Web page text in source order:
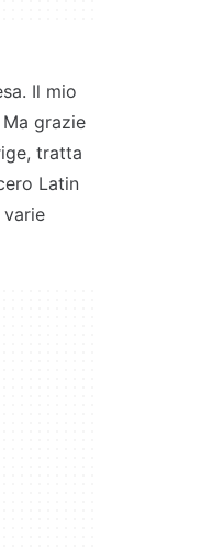
Il mio
grazie
tratta
Latin